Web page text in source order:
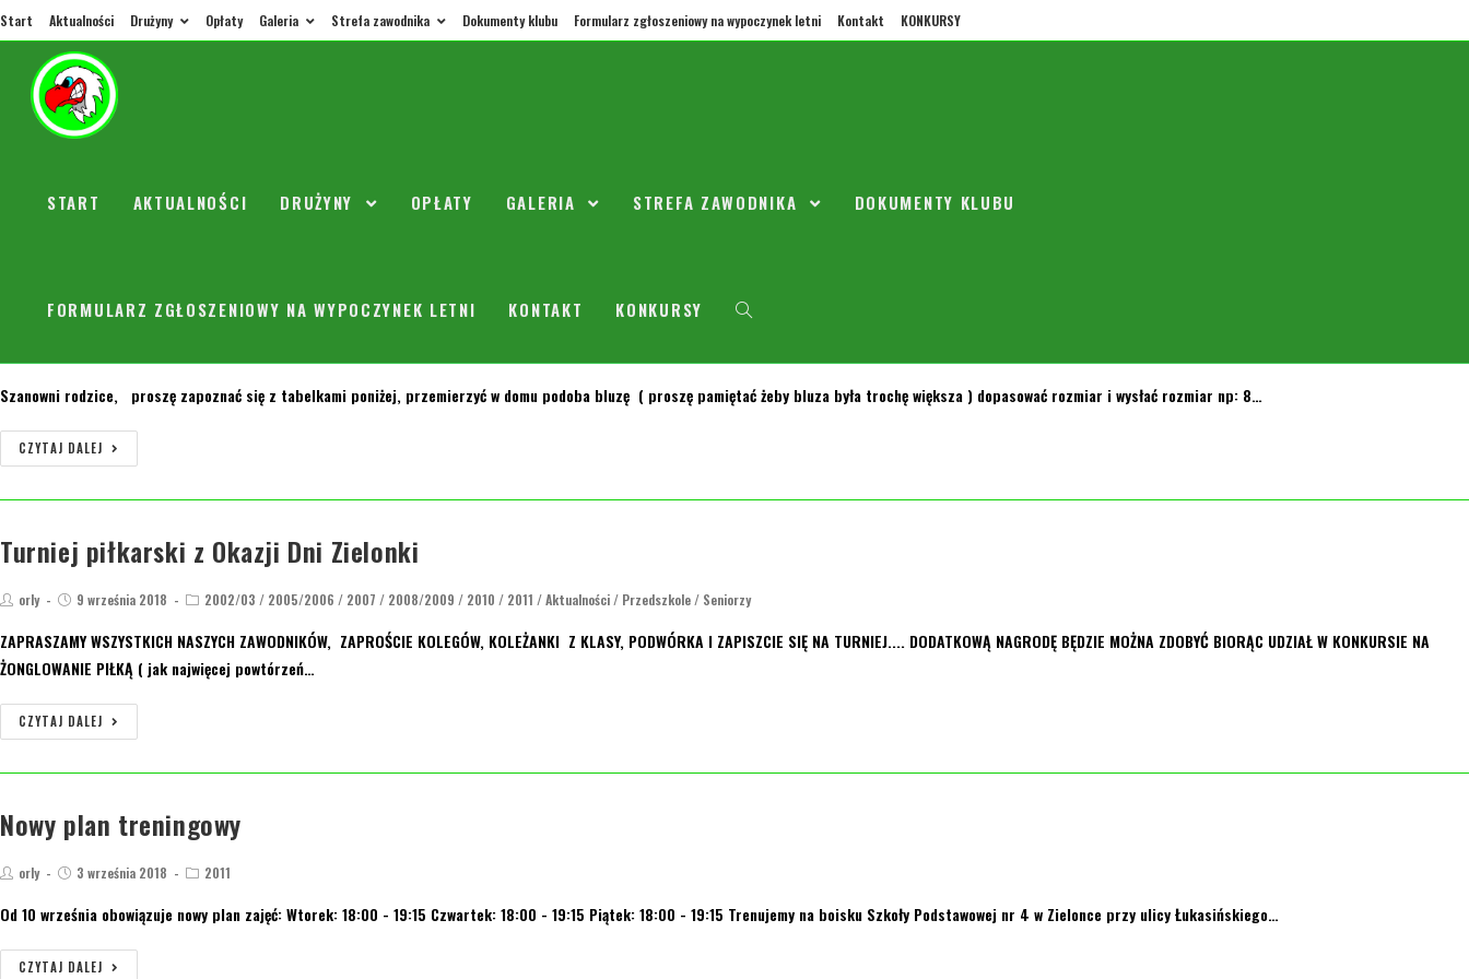
Start Aktualności Drużyny Opłaty Galeria Strefa zawodnika Dokumenty klubu Formularz zgłoszeniowy na wypoczynek letni Kontakt KONKURSY
START AKTUALNOŚCI DRUŻYNY OPŁATY GALERIA STREFA ZAWODNIKA DOKUMENTY KLUBU
FORMULARZ ZGŁOSZENIOWY NA WYPOCZYNEK LETNI KONTAKT KONKURSY
Harmonogram treningów na hali
orly 20 listopada 2018
CZYTAJ DALEJ
BLUZY!!!!!!! PILNE
Szanowni rodzice, proszę zapoznać się z tabelkami poniżej, przemierzyć w domu podoba bluzę ( proszę pamiętać żeby bluza była trochę większa ) dopasować rozmiar i wysłać rozmiar np: 8…
CZYTAJ DALEJ
Turniej piłkarski z Okazji Dni Zielonki
orly 9 września 2018 2002/03 / 2005/2006 / 2007 / 2008/2009 / 2010 / 2011 /Aktualności / Przedszkole / Seniorzy
ZAPRASZAMY WSZYSTKICH NASZYCH ZAWODNIKÓW, ZAPROŚCIE KOLEGÓW, KOLEŻANKI Z KLASY, PODWÓRKA I ZAPISZCIE SIĘ NA TURNIEJ.... DODATKOWĄ NAGRODĘ BĘDZIE MOŻNA ZDOBYĆ BIORĄC UDZIAŁ W KONKURSIE NA
ŻONGLOWANIE PIŁKĄ ( jak najwięcej powtórzeń…
CZYTAJ DALEJ
Nowy plan treningowy
orly 3 września 2018 2011
Od 10 września obowiązuje nowy plan zajęć: Wtorek: 18:00 - 19:15 Czwartek: 18:00 - 19:15 Piątek: 18:00 - 19:15 Trenujemy na boisku Szkoły Podstawowej nr 4 w Zielonce przy ulicy Łukasińskiego…
CZYTAJ DALEJ